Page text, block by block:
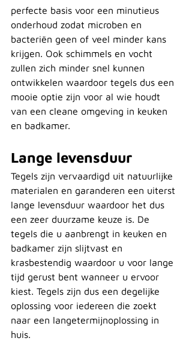
perfecte basis voor een minutieus
onderhoud zodat microben en
bacteriën geen of veel minder kans
krijgen. Ook schimmels en vocht
zullen zich minder snel kunnen
ontwikkelen waardoor tegels dus een
mooie optie zijn voor al wie houdt
van een cleane omgeving in keuken
en badkamer.
Lange levensduur
Tegels zijn vervaardigd uit natuurlijke
materialen en garanderen een uiterst
lange levensduur waardoor het dus
een zeer duurzame keuze is. De
tegels die u aanbrengt in keuken en
badkamer zijn slijtvast en
krasbestendig waardoor u voor lange
tijd gerust bent wanneer u ervoor
kiest. Tegels zijn dus een degelijke
oplossing voor iedereen die zoekt
naar een langetermijnoplossing in
huis.